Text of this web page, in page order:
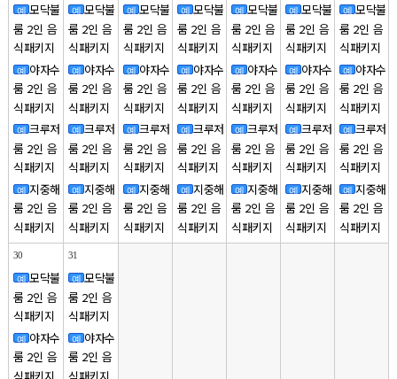
예 모닥불
룸 2인 음
식패키지
예 야자수
룸 2인 음
식패키지
예 크루저
룸 2인 음
식패키지
예 지중해
룸 2인 음
식패키지
예 모닥불
룸 2인 음
식패키지
예 야자수
룸 2인 음
식패키지
예 크루저
룸 2인 음
식패키지
예 지중해
룸 2인 음
식패키지
예 모닥불
룸 2인 음
식패키지
예 야자수
룸 2인 음
식패키지
예 크루저
룸 2인 음
식패키지
예 지중해
룸 2인 음
식패키지
예 모닥불
룸 2인 음
식패키지
예 야자수
룸 2인 음
식패키지
예 크루저
룸 2인 음
식패키지
예 지중해
룸 2인 음
식패키지
예 모닥불
룸 2인 음
식패키지
예 야자수
룸 2인 음
식패키지
예 크루저
룸 2인 음
식패키지
예 지중해
룸 2인 음
식패키지
예 모닥불
룸 2인 음
식패키지
예 야자수
룸 2인 음
식패키지
예 크루저
룸 2인 음
식패키지
예 지중해
룸 2인 음
식패키지
예 모닥불
룸 2인 음
식패키지
예 야자수
룸 2인 음
식패키지
예 크루저
룸 2인 음
식패키지
예 지중해
룸 2인 음
식패키지
30
예 모닥불
룸 2인 음
식패키지
예 야자수
룸 2인 음
31
예 모닥불
룸 2인 음
식패키지
예 야자수
룸 2인 음